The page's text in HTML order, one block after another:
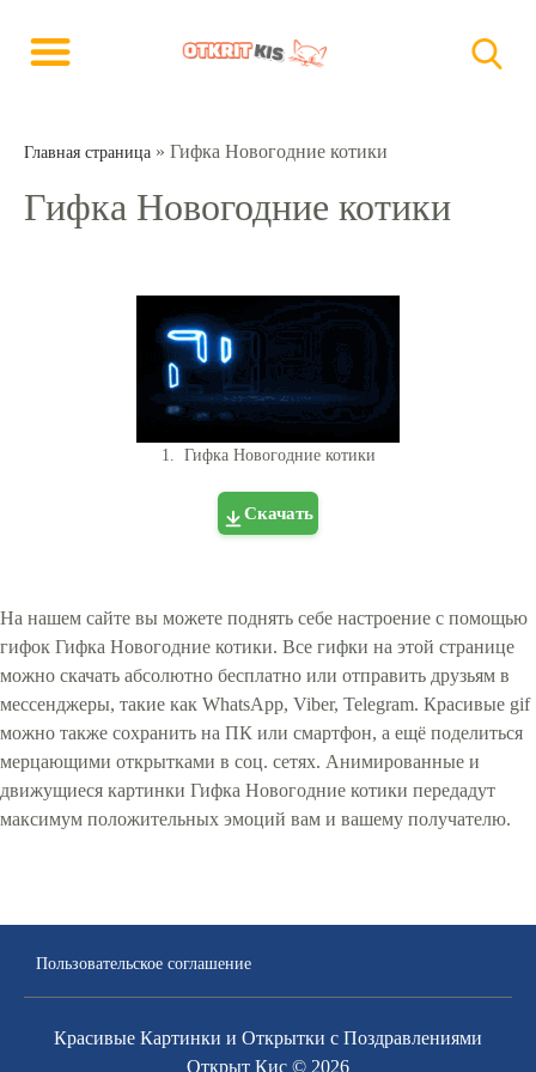
Главная страница » Гифка Новогодние котики
Гифка Новогодние котики
1. Гифка Новогодние котики
Скачать
На нашем сайте вы можете поднять себе настроение с помощью
гифок Гифка Новогодние котики. Все гифки на этой странице
можно скачать абсолютно бесплатно или отправить друзьям в
мессенджеры, такие как WhatsApp, Viber, Telegram. Красивые gif
можно также сохранить на ПК или смартфон, а ещё поделиться
мерцающими открытками в соц. сетях. Анимированные и
движущиеся картинки Гифка Новогодние котики передадут
максимум положительных эмоций вам и вашему получателю.
Пользовательское соглашение
Красивые Картинки и Открытки с Поздравлениями
Открыт Кис © 2026